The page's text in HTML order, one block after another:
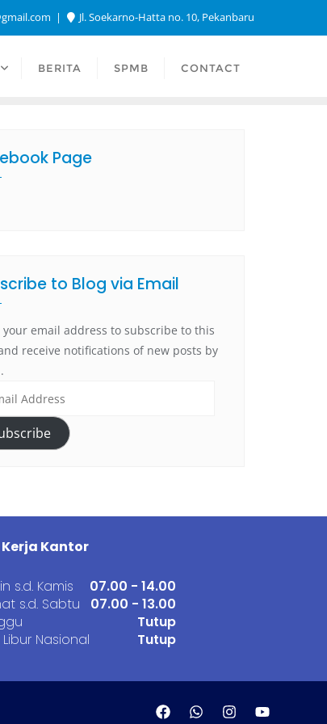
Jl. Soekarno-Hatta no. 10, Pekanbaru
BERITA SPMB CONTACT
Page
to Blog via Email
your email address to subscribe to this
receive notifications of new posts by
Kantor
s.d. Kamis
s.d. Sabtu
Libur Nasional
07.00 - 14.00
07.00 - 13.00
Tutup
Tutup